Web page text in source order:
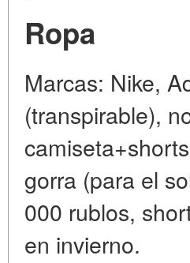
Ropa
Marcas: Nike,
(transpirable),
gorra (para el
000 rublos,
en invierno.